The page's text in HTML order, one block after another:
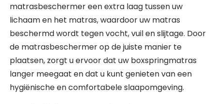
matrasbeschermer een extra laag tussen uw
lichaam en het matras, waardoor uw matras
beschermd wordt tegen vocht, vuil en slijtage. Door
de matrasbeschermer op de juiste manier te
plaatsen, zorgt u ervoor dat uw boxspringmatras
langer meegaat en dat u kunt genieten van een
hygiënische en comfortabele slaapomgeving.